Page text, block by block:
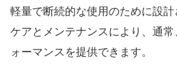
軽量で断続的な使用のために設
ケアとメンテナンスにより、通
ォーマンスを提供できます。